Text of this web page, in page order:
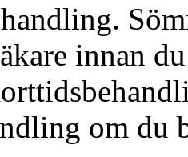
innan
om du